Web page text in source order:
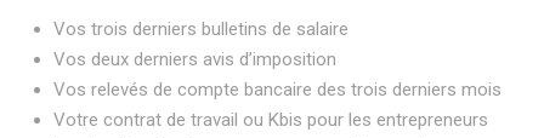
Vos trois derniers bulletins de salaire
Vos deux derniers avis d’imposition
Vos relevés de compte bancaire des trois derniers mois
Votre contrat de travail ou Kbis pour les entrepreneurs